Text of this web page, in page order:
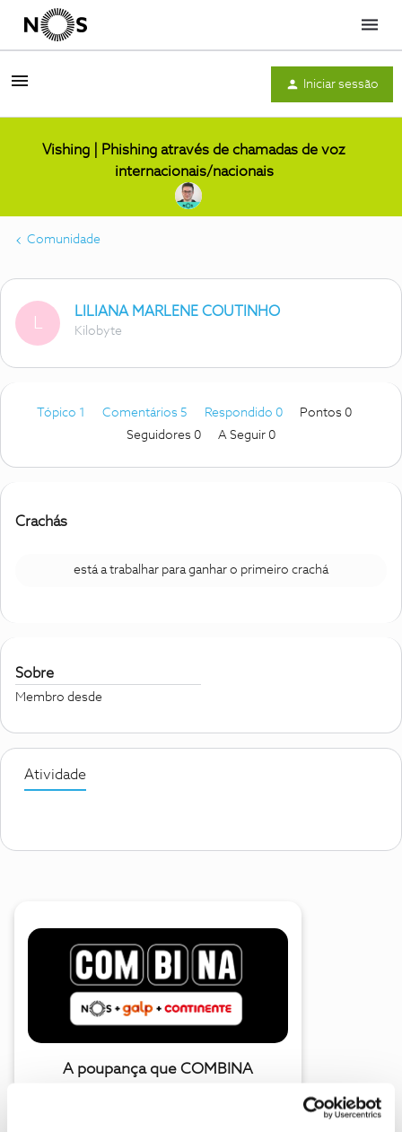
Menu
Iniciar sessão
Vishing | Phishing através de chamadas de voz
internacionais/nacionais
Comunidade
L
LILIANA MARLENE COUTINHO
Kilobyte
Tópico 1 Comentários 5 Respondido 0
Pontos 0
Seguidores 0 A Seguir 0
Crachás
está a trabalhar para ganhar o primeiro crachá
Sobre
Membro desde
Atividade
A poupança que COMBINA